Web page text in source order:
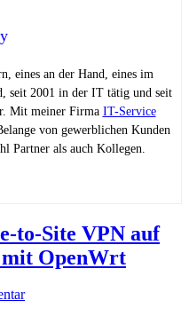
eines an der Hand, eines im
seit 2001 in der IT tätig und seit
Mit meiner Firma IT-Service
von gewerblichen Kunden
Partner als auch Kollegen.
to-Site VPN auf
OpenWrt